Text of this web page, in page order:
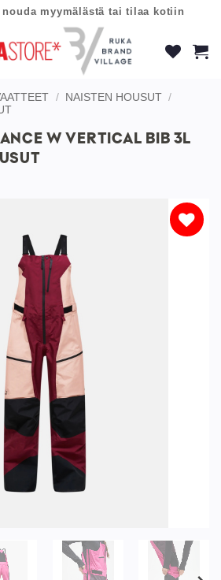
nouda myymälästä tai tilaa kotiin
/ NAISTEN HOUSUT /
W VERTICAL BIB 3L